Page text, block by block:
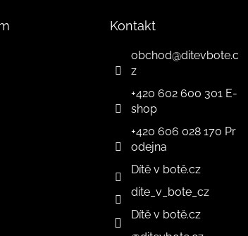
Kontakt
obchod@ditevbote.c
z
+420 602 600 301 E-
shop
+420 606 028 170 Pr
odejna
Dítě v botě.cz
dite_v_bote_cz
Dítě v botě.cz